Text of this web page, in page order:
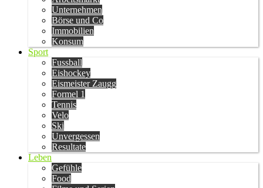
Unternehmen
Börse und Co
Immobilien
Konsum
Sport
Fussball
Eishockey
Eismeister Zaugg
Formel 1
Tennis
Velo
Ski
Unvergessen
Resultate
Leben
Gefühle
Food